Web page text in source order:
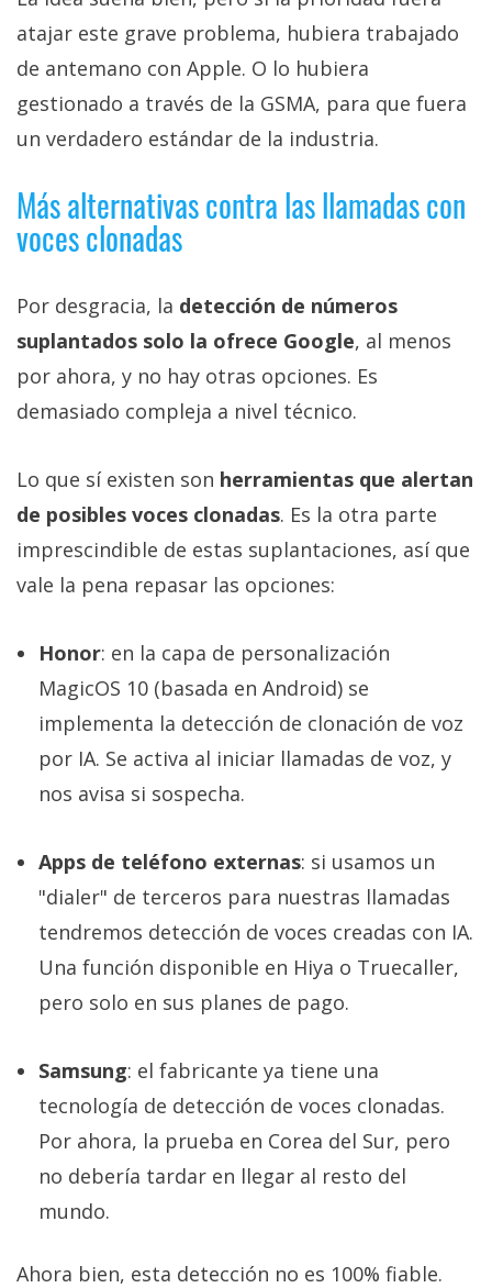
atajar este grave problema, hubiera trabajado
de antemano con Apple. O lo hubiera
gestionado a través de la GSMA, para que fuera
un verdadero estándar de la industria.
Más alternativas contra las llamadas con
voces clonadas
Por desgracia, la detección de números
suplantados solo la ofrece Google, al menos
por ahora, y no hay otras opciones. Es
demasiado compleja a nivel técnico.
Lo que sí existen son herramientas que alertan
de posibles voces clonadas. Es la otra parte
imprescindible de estas suplantaciones, así que
vale la pena repasar las opciones:
Honor: en la capa de personalización
MagicOS 10 (basada en Android) se
implementa la detección de clonación de voz
por IA. Se activa al iniciar llamadas de voz, y
nos avisa si sospecha.
Apps de teléfono externas: si usamos un
"dialer" de terceros para nuestras llamadas
tendremos detección de voces creadas con IA.
Una función disponible en Hiya o Truecaller,
pero solo en sus planes de pago.
Samsung: el fabricante ya tiene una
tecnología de detección de voces clonadas.
Por ahora, la prueba en Corea del Sur, pero
no debería tardar en llegar al resto del
mundo.
Ahora bien, esta detección no es 100% fiable.